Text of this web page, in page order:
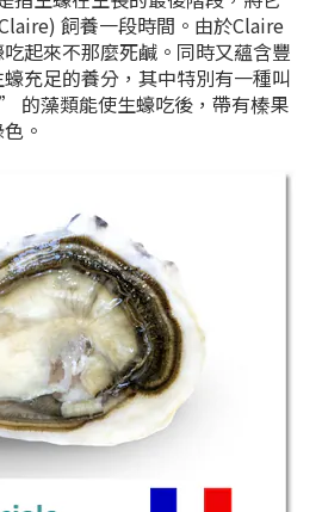
飼養一段時間。由於Claire
起來不那麼死鹹。同時又蘊含豐
充足的養分，其中特別有一種叫
的藻類能使生蠔吃後，帶有榛果
。